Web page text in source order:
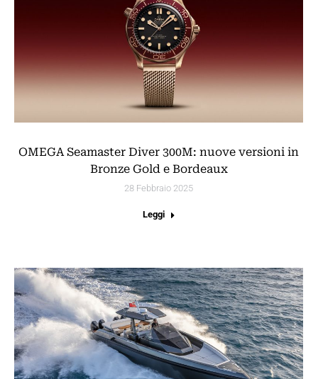
OMEGA Seamaster Diver 300M: nuove versioni in
Bronze Gold e Bordeaux
28 Febbraio 2025
Leggi